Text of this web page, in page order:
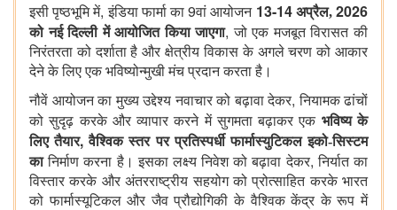
इसी पृष्ठभूमि में,इंडिया फार्मा का9वां आयोजन 13-14 अप्रैल,2026
को नई दिल्ली में आयोजित किया जाएगा,जो एक मजबूत विरासत की
निरंतरता को दर्शाता है और क्षेत्रीय विकास के अगले चरण को आकार
देने के लिए एक भविष्योन्मुखी मंच प्रदान करता है।
नौवें आयोजन का मुख्य उद्देश्य नवाचार को बढ़ावा देकर,नियामक ढांचों
को सुदृढ़ करके और व्यापार करने में सुगमता बढ़ाकर एक भविष्य के
लिए तैयार,वैश्विक स्तर पर प्रतिस्पर्धी फार्मास्युटिकल इको-सिस्टम
का निर्माण करना है। इसका लक्ष्य निवेश को बढ़ावा देकर,निर्यात का
विस्तार करके और अंतरराष्ट्रीय सहयोग को प्रोत्साहित करके भारत
को फार्मास्यूटिकल और जैव प्रौद्योगिकी के वैश्विक केंद्र के रूप में